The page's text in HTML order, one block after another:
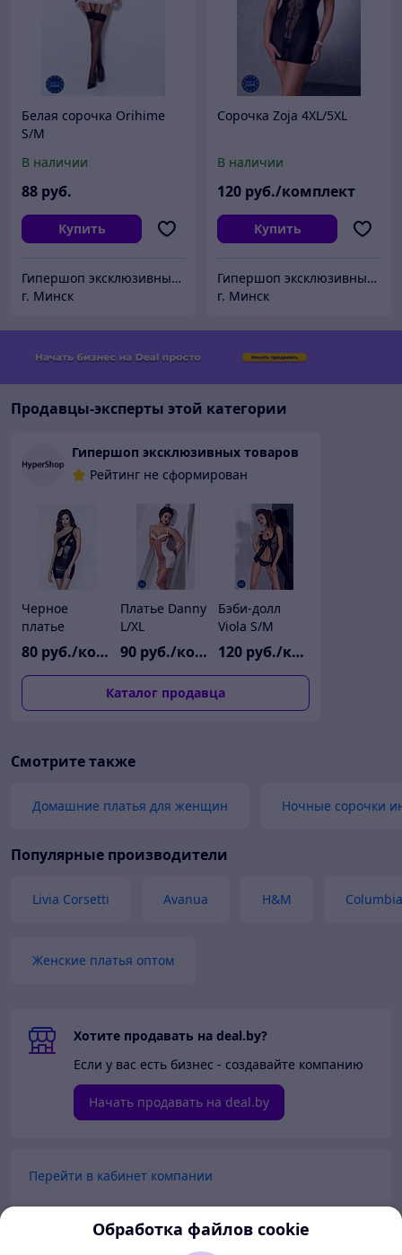
Белая сорочка Orihime
S/M
В наличии
88 руб.
Купить
Гипершоп эксклюзивных товаров
г. Минск
Сорочка Zoja 4XL/5XL
В наличии
120 руб./комплект
Купить
Гипершоп эксклюзивных товаров
г. Минск
Продавцы-эксперты этой категории
Гипершоп эксклюзивных товаров
Рейтинг не сформирован
Черное
платье
Cornelia L/XL
80 руб./комплект
Платье Danny
L/XL
90 руб./комплект
Бэби-долл
Viola S/M
120 руб./комплект
Каталог продавца
Смотрите также
Домашние платья для женщин Ночные сорочки
Популярные производители
Livia Corsetti Avanua H&M Columbia
Женские платья оптом
Хотите продавать на deal.by?
Если у вас есть бизнес - создавайте компанию
Начать продавать на deal.by
Перейти в кабинет компании
Перейти в личный кабинет
Обработка файлов cookie